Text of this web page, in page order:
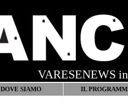
VARESENEWS
DOVE SIAMO IL